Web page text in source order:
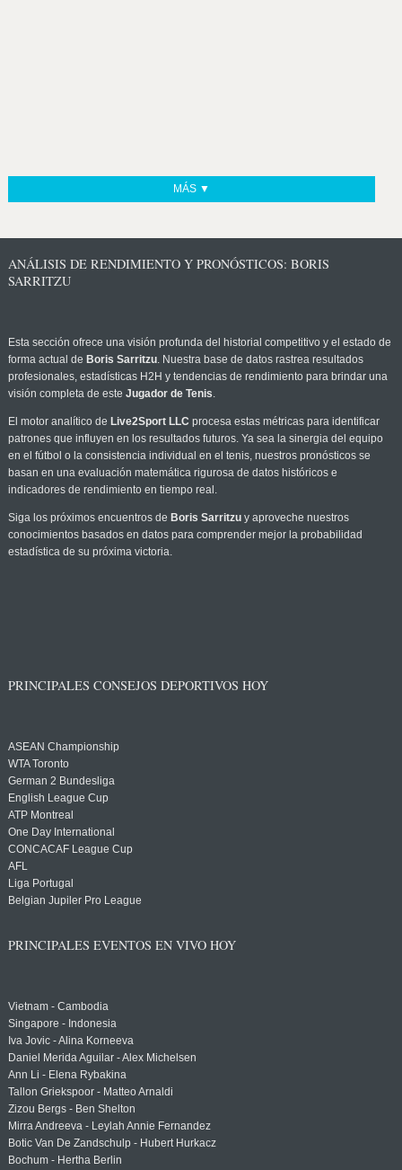
MÁS ▼
ANÁLISIS DE RENDIMIENTO Y PRONÓSTICOS: BORIS
SARRITZU
Esta sección ofrece una visión profunda del historial competitivo y el estado de
forma actual de Boris Sarritzu. Nuestra base de datos rastrea resultados
profesionales, estadísticas H2H y tendencias de rendimiento para brindar una
visión completa de este Jugador de Tenis.
El motor analítico de Live2Sport LLC procesa estas métricas para identificar
patrones que influyen en los resultados futuros. Ya sea la sinergia del equipo
en el fútbol o la consistencia individual en el tenis, nuestros pronósticos se
basan en una evaluación matemática rigurosa de datos históricos e
indicadores de rendimiento en tiempo real.
Siga los próximos encuentros de Boris Sarritzuy aproveche nuestros
conocimientos basados en datos para comprender mejor la probabilidad
estadística de su próxima victoria.
PRINCIPALES CONSEJOS DEPORTIVOS HOY
ASEAN Championship
WTA Toronto
German 2 Bundesliga
English League Cup
ATP Montreal
One Day International
CONCACAF League Cup
AFL
Liga Portugal
Belgian Jupiler Pro League
PRINCIPALES EVENTOS EN VIVO HOY
Vietnam - Cambodia
Singapore - Indonesia
Iva Jovic - Alina Korneeva
Daniel Merida Aguilar - Alex Michelsen
Ann Li - Elena Rybakina
Tallon Griekspoor - Matteo Arnaldi
Zizou Bergs - Ben Shelton
Mirra Andreeva - Leylah Annie Fernandez
Botic Van De Zandschulp - Hubert Hurkacz
Bochum - Hertha Berlin